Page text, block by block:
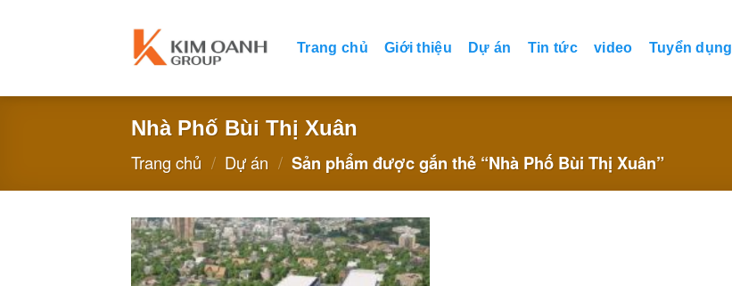
Trang chủ Giới thiệu Dự án Tin tức video Tuyển dụng
Nhà Phố Bùi Thị Xuân
Trang chủ / Dự án / Sản phẩm được gắn thẻ “Nhà Phố Bùi Thị Xuân”